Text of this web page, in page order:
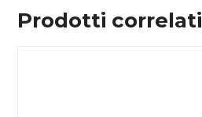
Prodotti correlati